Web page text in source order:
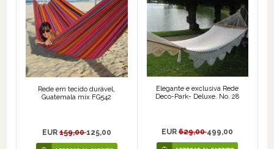
Rede em tecido durável,
Guatemala mix FG542
EUR159,00125,00
Elegante e exclusiva Rede
Deco-Park- Deluxe. No. 28
EUR629,00499,00